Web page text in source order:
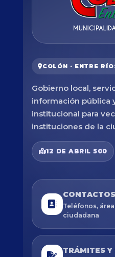
COLÓN · ENTRE
Gobierno local,
información pública
institucional para
instituciones de la
12 DE ABRIL 500
Teléfonos,
ciudadana
TRÁMITES Y